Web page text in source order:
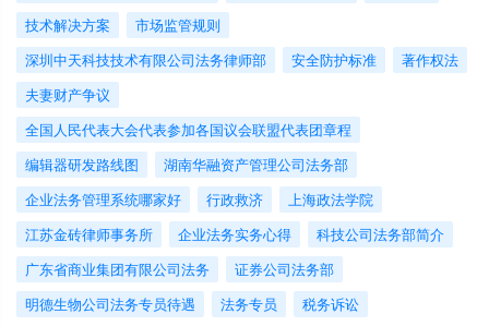
技术解决方案
市场监管规则
深圳中天科技技术有限公司法务律师部
安全防护标准
著作权法
夫妻财产争议
全国人民代表大会代表参加各国议会联盟代表团章程
编辑器研发路线图
湖南华融资产管理公司法务部
企业法务管理系统哪家好
行政救济
上海政法学院
江苏金砖律师事务所
企业法务实务心得
科技公司法务部简介
广东省商业集团有限公司法务
证券公司法务部
明德生物公司法务专员待遇
法务专员 税务诉讼